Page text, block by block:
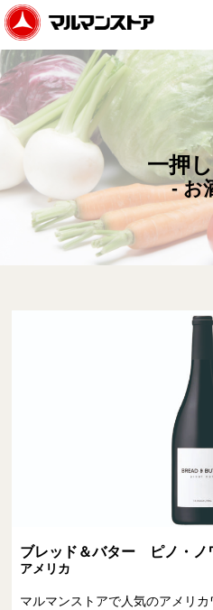
一押
- お
ブレッド＆バター ピノ・ノ
アメリカ
マルマンストアで人気のアメリカ